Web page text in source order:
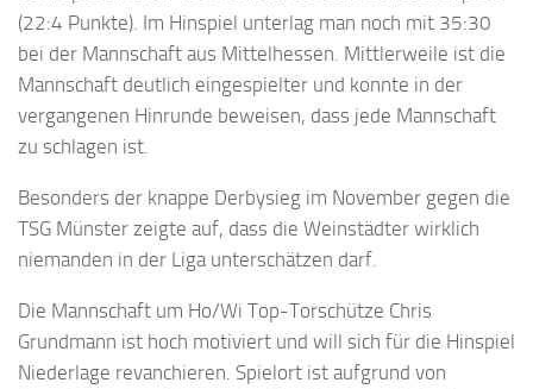
(22:4 Punkte). Im Hinspiel unterlag man noch mit 35:30
bei der Mannschaft aus Mittelhessen. Mittlerweile ist die
Mannschaft deutlich eingespielter und konnte in der
vergangenen Hinrunde beweisen, dass jede Mannschaft
zu schlagen ist.
Besonders der knappe Derbysieg im November gegen die
TSG Münster zeigte auf, dass die Weinstädter wirklich
niemanden in der Liga unterschätzen darf.
Die Mannschaft um Ho/Wi Top-Torschütze Chris
Grundmann ist hoch motiviert und will sich für die Hinspiel
Niederlage revanchieren. Spielort ist aufgrund von